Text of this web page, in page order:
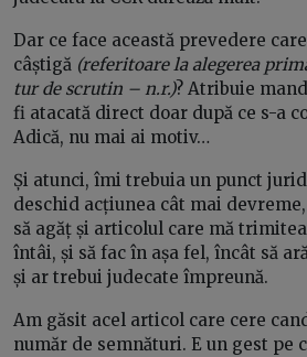
Dar ce face această prevedere
câștigă (referitoare la alegerea
tur de scrutin – n.r.)? Atribuie
fi atacată direct doar după ce s-a
Adică, nu mai ai motiv…
Și atunci, îmi trebuia un punct
deschid acțiunea cât mai
să agăț și articolul care mă
întâi, și să fac în așa fel, încât să
și ar trebui judecate împreună.
Am găsit acel articol care cere
număr de semnături. E un gest pe